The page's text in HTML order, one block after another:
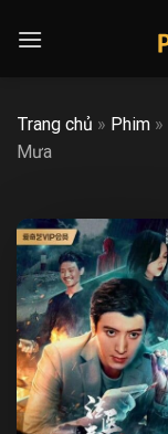
Trang chủ » Phim »
Mưa